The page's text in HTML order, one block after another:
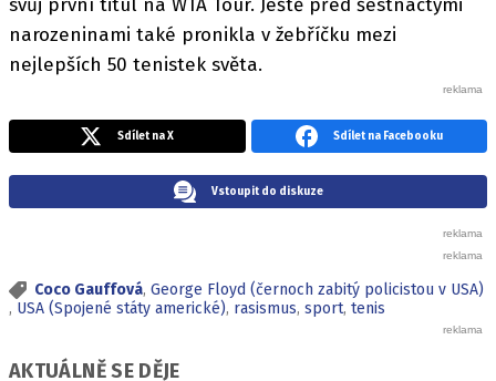
svůj první titul na WTA Tour. Ještě před šestnáctými
narozeninami také pronikla v žebříčku mezi
nejlepších 50 tenistek světa.
Sdílet na X Sdílet na Facebooku
Vstoupit do diskuze
Coco Gauffová, George Floyd (černoch zabitý policistou v USA)
, USA (Spojené státy americké), rasismus, sport, tenis
AKTUÁLNĚ SE DĚJE